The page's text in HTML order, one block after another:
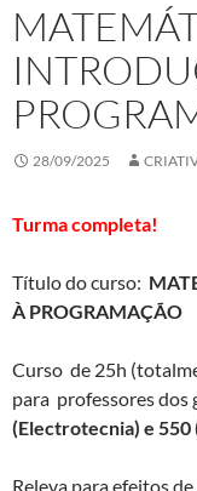
28/09/2025
Turma completa!
Título do curso:
À PROGRAMAÇÃO
Curso de 25h
para professores dos
(Electrotecnia) e
Releva para efeitos